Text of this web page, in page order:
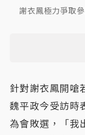
謝衣鳳極力爭取
針對謝衣鳳開嗆
魏平政今受訪時
為會敗選，「我